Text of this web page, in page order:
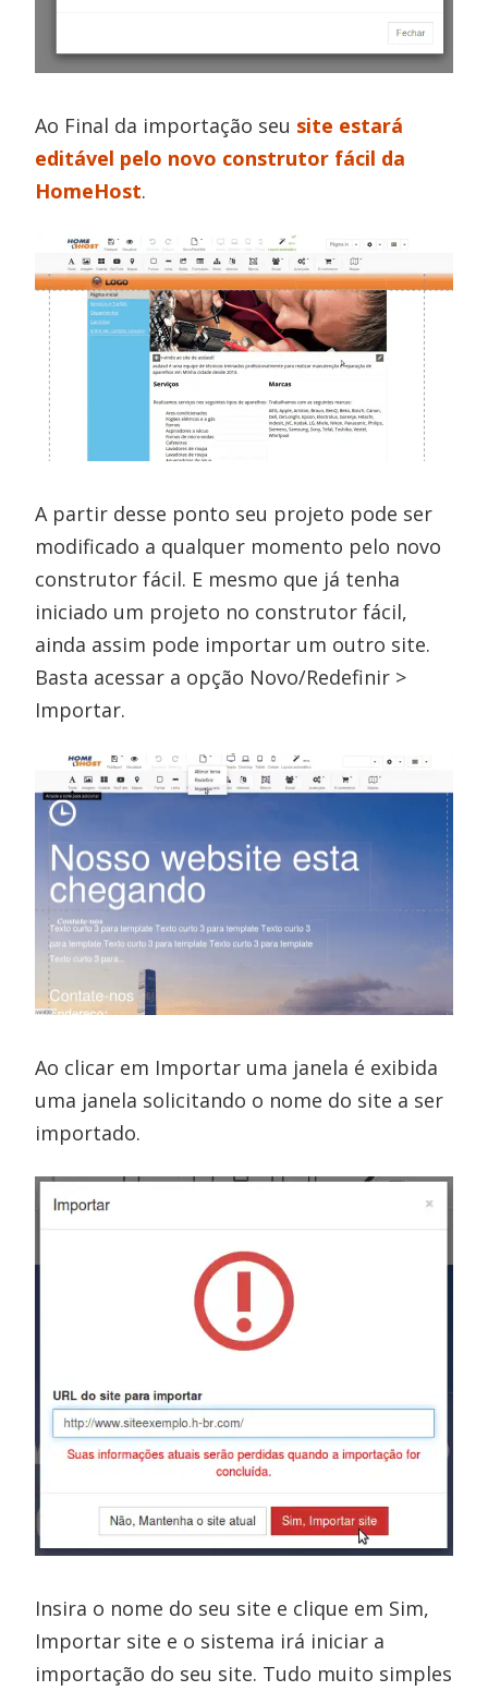
Ao Final da importação seu site estará
editável pelo novo construtor fácil da
HomeHost.
A partir desse ponto seu projeto pode ser
modificado a qualquer momento pelo novo
construtor fácil. E mesmo que já tenha
iniciado um projeto no construtor fácil,
ainda assim pode importar um outro site.
Basta acessar a opção Novo/Redefinir >
Importar.
Ao clicar em Importar uma janela é exibida
uma janela solicitando o nome do site a ser
importado.
Insira o nome do seu site e clique em Sim,
Importar site e o sistema irá iniciar a
importação do seu site. Tudo muito simples